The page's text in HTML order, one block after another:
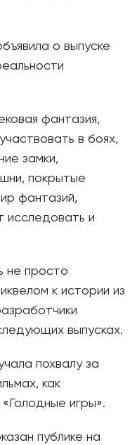
о выпуске
фантазия,
в боях,
замки,
покрытые
фантазий,
исследовать и
не просто
к ​​истории из
выпусках.
похвалу за
как
игры».
публике на